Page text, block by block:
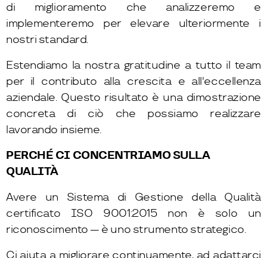
di miglioramento che analizzeremo e
implementeremo per elevare ulteriormente i
nostri standard.
Estendiamo la nostra gratitudine a tutto il team
per il contributo alla crescita e all'eccellenza
aziendale. Questo risultato è una dimostrazione
concreta di ciò che possiamo realizzare
lavorando insieme.
PERCHÉ CI CONCENTRIAMO SULLA
QUALITÀ
Avere un Sistema di Gestione della Qualità
certificato ISO 9001:2015 non è solo un
riconoscimento — è uno strumento strategico.
Ci aiuta a migliorare continuamente, ad adattarci